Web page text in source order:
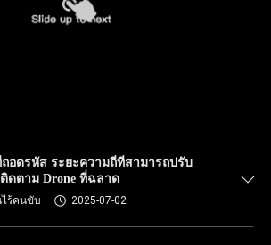
อดรหัส ระยะความถี่ที่สามารถปรับ
ดตาม Drone ที่ฉลาด
ไร้คนขับ 2025-07-02